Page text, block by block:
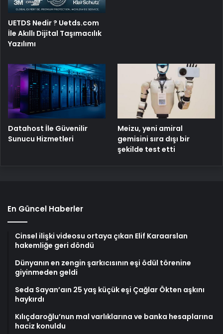
UETDS Nedir ? Uetds.com
İle Akıllı Dijital Taşımacılık
Yazılımı
Datahost İle Güvenilir
Sunucu Hizmetleri
Meizu, yeni amiral
gemisini sıra dışı bir
şekilde test etti
En Güncel Haberler
Cinsel ilişki videosu ortaya çıkan Elif Karaarslan
hakemliğe geri döndü
Dünyanın en zengin şarkıcısının eşi ödül törenine
giyinmeden geldi
Seda Sayan’aın 25 yaş küçük eşi Çağlar Ökten aşkını
haykırdı
Kılıçdaroğlu’nun mal varlıklarına ve banka hesaplarına
haciz konuldu